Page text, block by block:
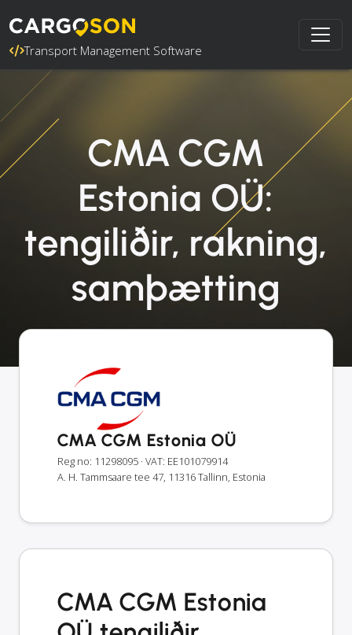
Transport Management Software
CMA CGM
Estonia OÜ:
tengiliðir, rakning,
samþætting
CMA CGM Estonia OÜ
Reg no: 11298095 · VAT: EE101079914
A. H. Tammsaare tee 47, 11316 Tallinn, Estonia
CMA CGM Estonia